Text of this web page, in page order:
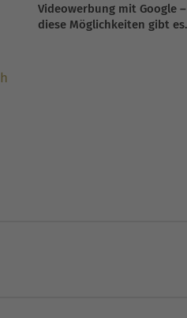
Videowerbung mit Google –
diese Möglichkeiten gibt es